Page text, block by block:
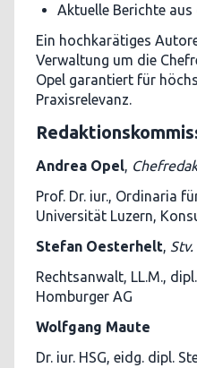
Aktuelle Berichte
Ein hochkarätiges
Verwaltung um die
Opel garantiert für
Praxisrelevanz.
Andrea Opel,
Prof. Dr. iur., Ordinaria
Universität Luzern,
Stefan Oesterhelt, Stv.
Rechtsanwalt, LL.M.,
Homburger AG
Wolfgang Maute
Dr. iur. HSG, eidg. dipl.